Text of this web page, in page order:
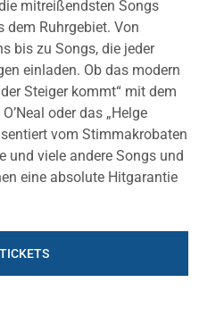
mitreißendsten Songs
dem Ruhrgebiet. Von
bis zu Songs, die jeder
einladen. Ob das modern
Steiger kommt“ mit dem
oder das „Helge
vom Stimmakrobaten
und viele andere Songs und
eine absolute Hitgarantie
TICKETS